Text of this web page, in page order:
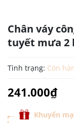
Chân váy
tuyết mưa 2
Tình trạng: Còn
241.000₫
Khuyến